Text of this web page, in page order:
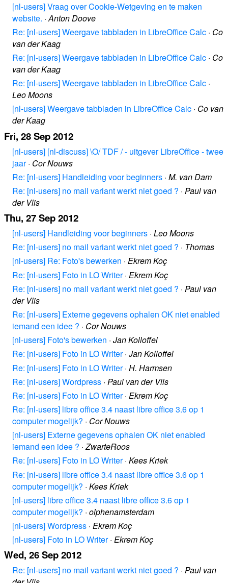
[nl-users] Vraag over Cookie-Wetgeving en te maken
website. ·Anton Doove
Re: [nl-users] Weergave tabbladen in LibreOffice Calc · Co
van der Kaag
Re: [nl-users] Weergave tabbladen in LibreOffice Calc · Co
van der Kaag
Re: [nl-users] Weergave tabbladen in LibreOffice Calc ·
Leo Moons
[nl-users] Weergave tabbladen in LibreOffice Calc · Co van
der Kaag
Fri, 28 Sep 2012
[nl-users] [nl-discuss] \O/ TDF / - uitgever LibreOffice - twee
jaar· Cor Nouws
Re: [nl-users] Handleiding voor beginners · M. van Dam
Re: [nl-users] no mail variant werkt niet goed ? · Paul van
der Vlis
Thu, 27 Sep 2012
[nl-users] Handleiding voor beginners · Leo Moons
Re: [nl-users] no mail variant werkt niet goed ? · Thomas
[nl-users] Re: Foto's bewerken · Ekrem Koç
Re: [nl-users] Foto in LO Writer· Ekrem Koç
Re: [nl-users] no mail variant werkt niet goed ? · Paul van
der Vlis
Re: [nl-users] Externe gegevens ophalen OK niet enabled
iemand een idee ? · Cor Nouws
[nl-users] Foto's bewerken · Jan Kolloffel
Re: [nl-users] Foto in LO Writer· Jan Kolloffel
Re: [nl-users] Foto in LO Writer· H. Harmsen
Re: [nl-users] Wordpress · Paul van der Vlis
Re: [nl-users] Foto in LO Writer· Ekrem Koç
Re: [nl-users] libre office 3.4 naast libre office 3.6 op 1
computer mogelijk? · Cor Nouws
[nl-users] Externe gegevens ophalen OK niet enabled
iemand een idee ? ·ZwarteRoos
Re: [nl-users] Foto in LO Writer· Kees Kriek
Re: [nl-users] libre office 3.4 naast libre office 3.6 op 1
computer mogelijk? · Kees Kriek
[nl-users] libre office 3.4 naast libre office 3.6 op 1
computer mogelijk? · olphenamsterdam
[nl-users] Wordpress · Ekrem Koç
[nl-users] Foto in LO Writer· Ekrem Koç
Wed, 26 Sep 2012
Re: [nl-users] no mail variant werkt niet goed ? · Paul van